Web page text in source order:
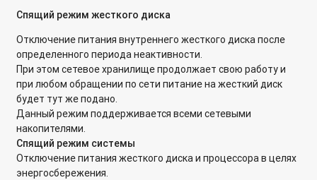
Почему не отображаются дополнительные параметры в
Photo Station и Video Station в настройках приложения,
если зайти не под учетной записью admin?
Почему сетевое хранилище QNAP в роли RODC (Read-Only
Domain Controller) может не подключаться к Windows
Server 2003 R2?
Скольким пользователям я могу предоставить доступ к
коллективной папке в Qsync?
Спящий режим жесткого диска
Отключение питания внутреннего жесткого диска после
определенного периода неактивности.
При этом сетевое хранилище продолжает свою работу и
при любом обращении по сети питание на жесткий диск
будет тут же подано.
Данный режим поддерживается всеми сетевыми
накопителями.
Спящий режим системы
Отключение питания жесткого диска и процессора в целях
энергосбережения.